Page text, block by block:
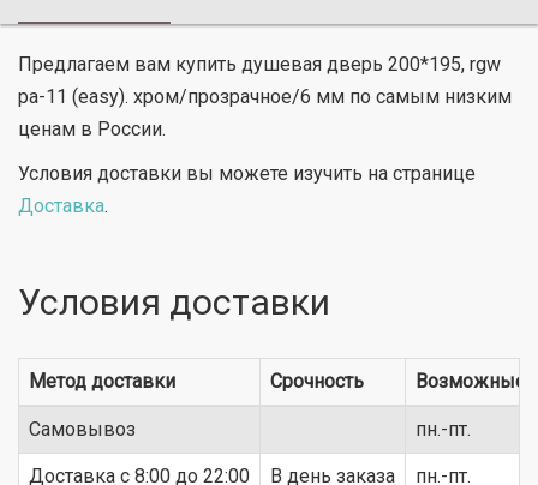
Предлагаем вам купить душевая дверь 200*195, rgw
pa-11 (easy). хром/прозрачное/6 мм по самым низким
ценам в России.
Условия доставки вы можете изучить на странице
Доставка.
Условия доставки
Метод доставки Срочность Возможные
Самовывоз пн.-пт.
Доставка c 8:00 до 22:00 В день заказа пн.-пт.